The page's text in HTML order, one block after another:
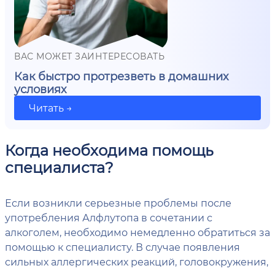
ВАС МОЖЕТ ЗАИНТЕРЕСОВАТЬ
Как быстро протрезветь в домашних
условиях
Читать →
Когда необходима помощь
специалиста?
Если возникли серьезные проблемы после
употребления Алфлутопа в сочетании с
алкоголем, необходимо немедленно обратиться за
помощью к специалисту. В случае появления
сильных аллергических реакций, головокружения,